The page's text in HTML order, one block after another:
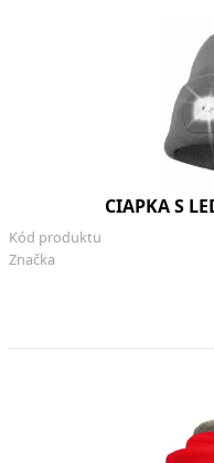
CIAPKA S
Značka
Kód produktu